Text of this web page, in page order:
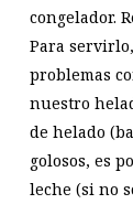
congelador.
Para
problemas
nuestro
de helado
golosos, es
leche (si no